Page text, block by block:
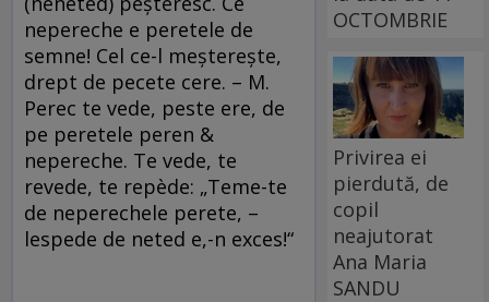
nepereche e peretele de
semne! Cel ce-l meştereşte,
drept de pecete cere. – M.
Perec te vede, peste ere, de
pe peretele peren &
nepereche. Te vede, te
revede, te repède: „Teme-te
de neperechele perete, –
lespede de neted e,-n exces!“
OCTOMBRIE
Privirea ei
pierdută, de
copil
neajutorat
Ana Maria
SANDU